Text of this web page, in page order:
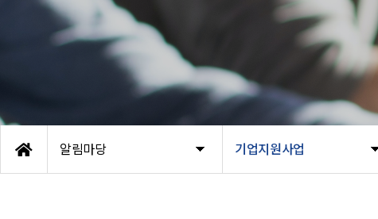
알림마당 기업지원사업